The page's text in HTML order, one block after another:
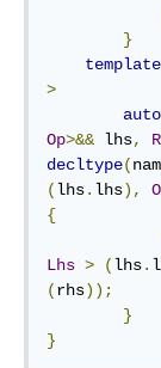
}
template
>
auto
Op>&& lhs,
decltype(
(lhs. lhs),
{
Lhs > (lhs.
(rhs));
}
}